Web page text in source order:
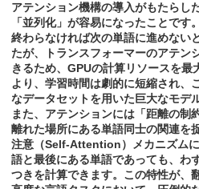
アテンション機構の導入がもたらし
「並列化」が容易になったことで
終わらなければ次の単語に進めない
たが、トランスフォーマーのアテン
きるため、GPUの計算リソースを最
より、学習時間は劇的に短縮され、
なデータセットを用いた巨大なモデ
また、アテンションには「距離の制
離れた場所にある単語同士の関連を
注意（Self-Attention）メカニズム
語と最後にある単語であっても、わ
つきを計算できます。この特性が、